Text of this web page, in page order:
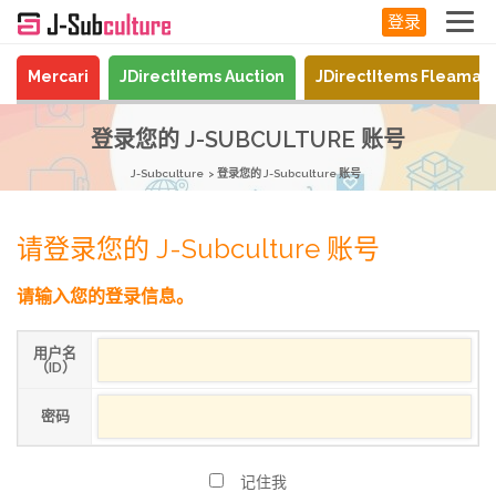
登录
Mercari JDirectItems Auction JDirectItems
登录您的 J-SUBCULTURE 账号
J-Subculture 登录您的 J-Subculture 账号
请登录您的 J-Subculture 账号
请输入您的登录信息。
用户名
（ID）
密码
记住我